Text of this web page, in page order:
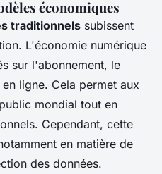
économiques
traditionnels subissent
L'économie numérique
sur l'abonnement, le
ligne. Cela permet aux
mondial tout en
Cependant, cette
en matière de
des données.